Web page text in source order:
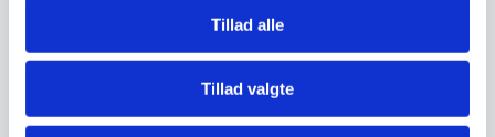
Tillad alle
Tillad valgte
varianter.
kan
vælges
på
varesiden
kan